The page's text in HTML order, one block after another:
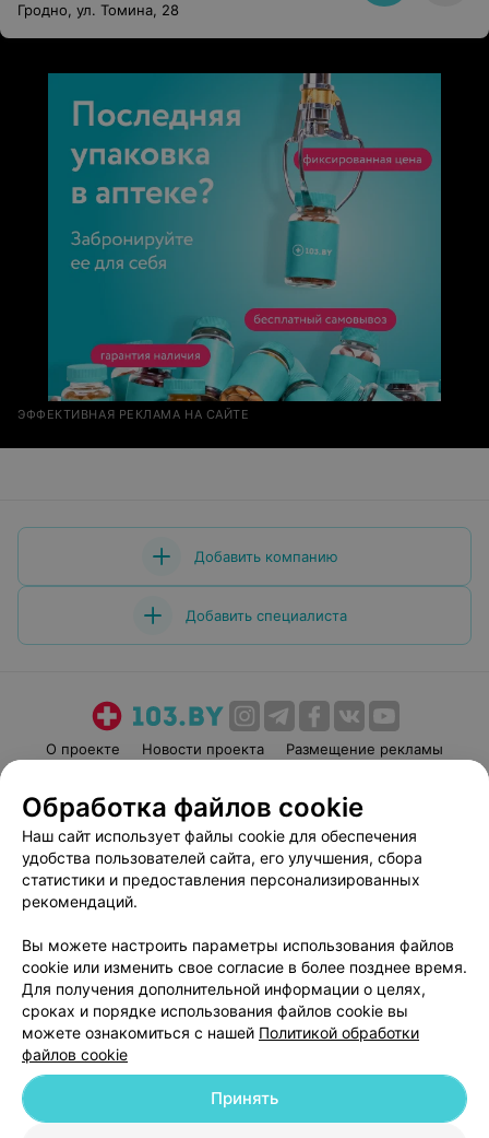
Гродно, ул. Томина, 28
ЭФФЕКТИВНАЯ РЕКЛАМА НА САЙТЕ
Добавить компанию
Добавить специалиста
О проекте Новости проекта
Размещение рекламы
Пользовательское соглашение
Способы оплаты
Вакансии
Партнеры
Написать руководителю 103.by
Обработка персональных данных
© 2026 ООО «Артокс Лаб», УНП 191700409
| 220012, Республика Беларусь,
Обработка файлов cookie
Наш сайт использует файлы cookie для обеспечения
удобства пользователей сайта, его улучшения, сбора
статистики и предоставления персонализированных
рекомендаций.
Вы можете настроить параметры использования файлов
cookie или изменить свое согласие в более позднее время.
Для получения дополнительной информации о целях,
сроках и порядке использования файлов cookie вы
можете ознакомиться с нашей Политикой обработки
файлов cookie
Принять